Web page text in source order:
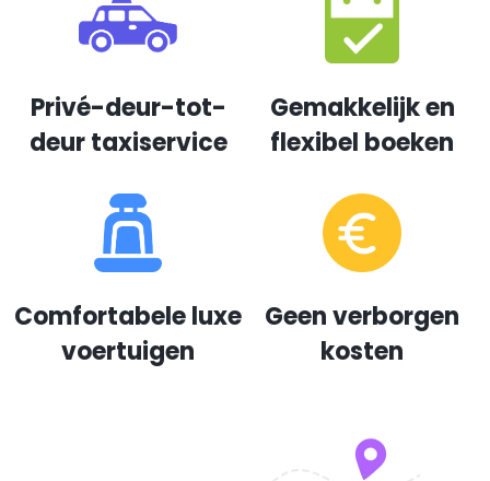
Privé-deur-tot-
deur taxiservice
Gemakkelijk en
flexibel boeken
Comfortabele luxe
voertuigen
Geen verborgen
kosten